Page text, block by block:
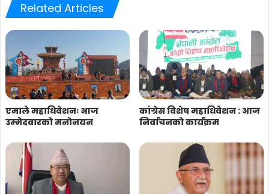
Related Articles
एमाले महाधिवेशनः आज
उम्मेदवारको मनोनयन
कांग्रेस विशेष महाधिवेशन : आज
निर्वाचनको कार्यक्रम